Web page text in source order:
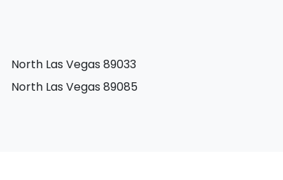
North Las Vegas 89033
North Las Vegas 89085